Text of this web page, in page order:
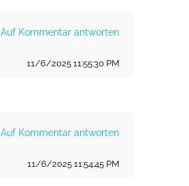
Auf Kommentar antworten
11/6/2025 11:55:30 PM
Auf Kommentar antworten
11/6/2025 11:54:45 PM